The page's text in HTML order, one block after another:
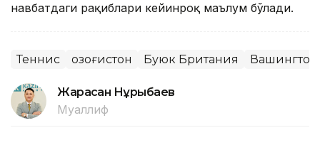
навбатдаги рақиблари кейинроқ маълум бўлади.
Теннис Қозоғистон Буюк Британия Вашингтон
Жарасқан Нұрыбаев
Муаллиф